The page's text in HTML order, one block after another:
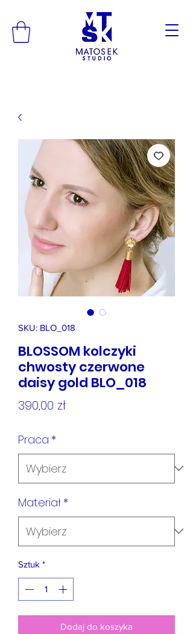
SKU: BLO_018
BLOSSOM kolczyki
chwosty czerwone
daisy gold BLO_018
390,00 złCena
Praca *
Materiał *
Sztuk *
Dodaj do koszyka